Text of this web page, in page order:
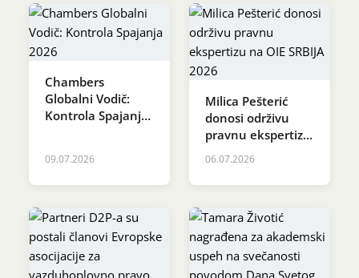
Chambers
Globalni Vodič:
Kontrola Spajanja
09.07.2026
Milica Pešterić
donosi održivu
pravnu ekspertizu
na OIE SRBIJA
06.07.2026